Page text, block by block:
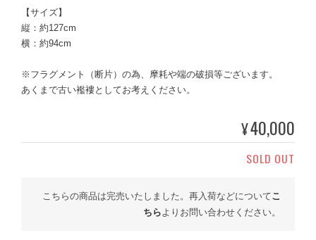
【サイズ】
縦：約127cm
横：約94cm
※フラグメント（断片）の為、摩耗や端の破損等ございます。
あくまで古い襤褸としてお考えください。
¥40,000
SOLD OUT
こちらの商品は完売いたしました。再入荷などについてこ
ちら よりお問い合わせください。